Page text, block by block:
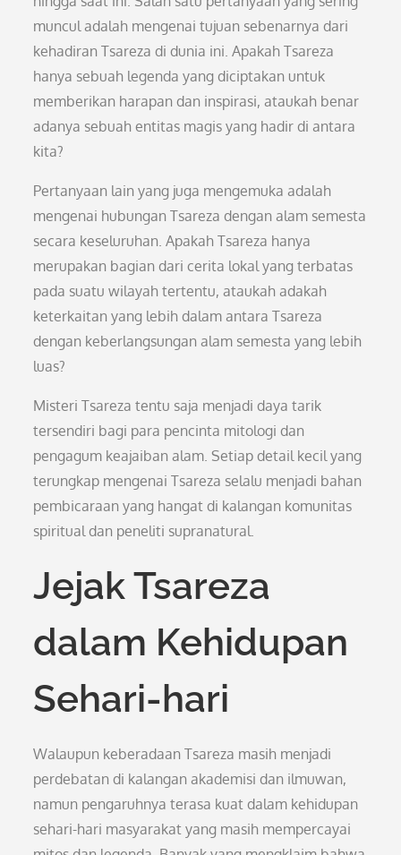
muncul adalah mengenai tujuan sebenarnya dari
kehadiran Tsareza di dunia ini. Apakah Tsareza
hanya sebuah legenda yang diciptakan untuk
memberikan harapan dan inspirasi, ataukah benar
adanya sebuah entitas magis yang hadir di antara
kita?
Pertanyaan lain yang juga mengemuka adalah
mengenai hubungan Tsareza dengan alam semesta
secara keseluruhan. Apakah Tsareza hanya
merupakan bagian dari cerita lokal yang terbatas
pada suatu wilayah tertentu, ataukah adakah
keterkaitan yang lebih dalam antara Tsareza
dengan keberlangsungan alam semesta yang lebih
luas?
Misteri Tsareza tentu saja menjadi daya tarik
tersendiri bagi para pencinta mitologi dan
pengagum keajaiban alam. Setiap detail kecil yang
terungkap mengenai Tsareza selalu menjadi bahan
pembicaraan yang hangat di kalangan komunitas
spiritual dan peneliti supranatural.
Jejak Tsareza
dalam Kehidupan
Sehari-hari
Walaupun keberadaan Tsareza masih menjadi
perdebatan di kalangan akademisi dan ilmuwan,
namun pengaruhnya terasa kuat dalam kehidupan
sehari-hari masyarakat yang masih mempercayai